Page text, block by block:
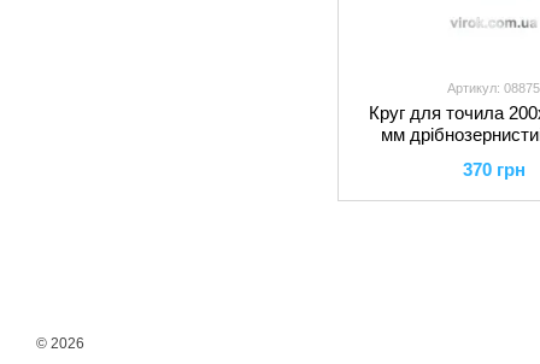
Артикул: 08875
Круг для точила
мм
370 грн
© 2026